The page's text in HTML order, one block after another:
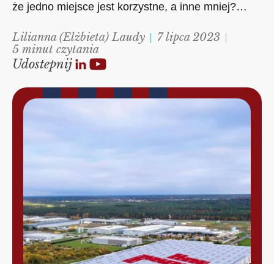
że jedno miejsce jest korzystne, a inne mniej?…
Lilianna (Elżbieta) Laudy
7 lipca 2023
5 minut czytania
Udostepnij